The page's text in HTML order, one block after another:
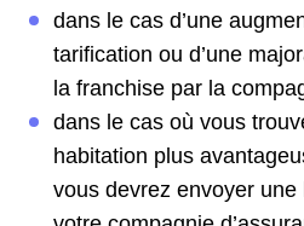
dans le cas d’une
tarification ou d’une
la franchise par la
dans le cas où vous
habitation plus
vous devrez envoyer